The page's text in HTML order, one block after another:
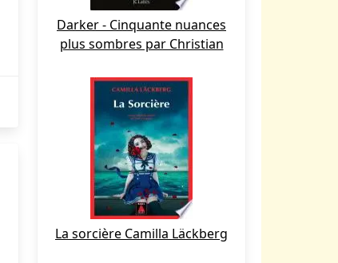
Darker - Cinquante nuances
plus sombres par Christian
La sorcière Camilla Läckberg